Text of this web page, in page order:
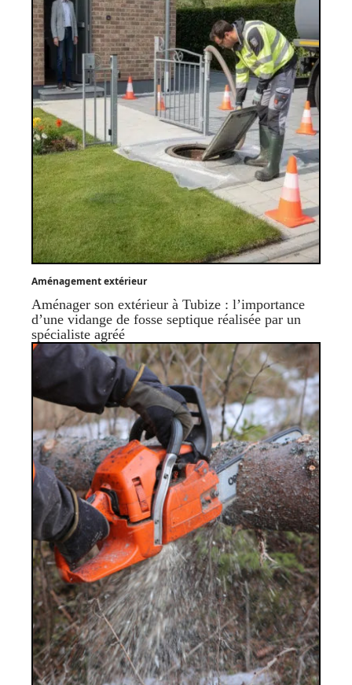
Aménagement extérieur
Aménager son extérieur à Tubize : l’importance
d’une vidange de fosse septique réalisée par un
spécialiste agréé